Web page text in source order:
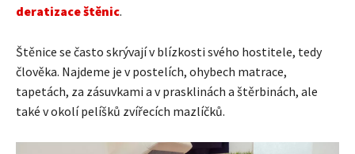
deratizace štěnic.
Štěnice se často skrývají v blízkosti svého hostitele, tedy
člověka. Najdeme je v postelích, ohybech matrace,
tapetách, za zásuvkami a v prasklinách a štěrbinách, ale
také v okolí pelíšků zvířecích mazlíčků.